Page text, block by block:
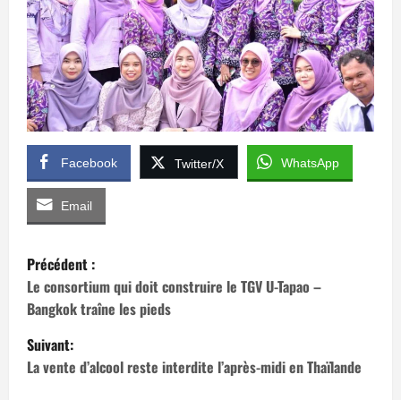
Facebook Twitter/X WhatsApp
Email
N
a
v
i
Précédent :
Le consortium qui doit construire le TGV U-Tapao –
Bangkok traîne les pieds
Suivant:
La vente d’alcool reste interdite l’après-midi en Thaïlande